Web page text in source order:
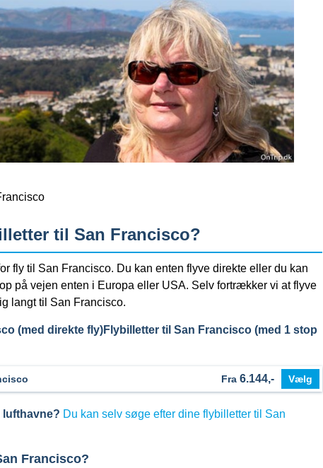
til San Francisco?
fly til San Francisco. Du kan enten flyve direkte eller du kan
på vejen enten i Europa eller USA. Selv fortrækker vi at flyve
langt til San Francisco.
(med direkte fly)Flybilletter til San Francisco (med 1 stop
Fra 6.144,- Vælg
lufthavne? Du kan selv søge efter dine flybilletter til San
Francisco?